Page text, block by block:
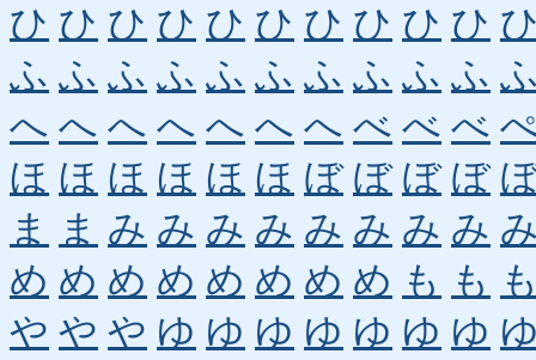
ひ ひ ひ ひ ひ ひ ひ ひ ひ ひ
ふ ふ ふ ふ ふ ふ ふ ふ ふ ふ
へ へ へ へ へ へ へ べ べ べ
ほ ほ ほ ほ ほ ほ ぼ ぼ ぼ ぼ
ま
ま み み み み み み み み
め め め め め め め め も も
や や や ゆ ゆ ゆ ゆ ゆ ゆ ゆ